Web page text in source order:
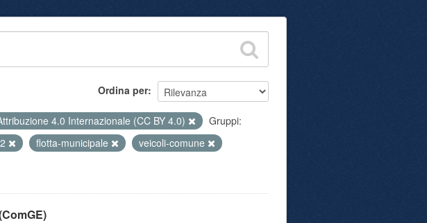
Ordina per
4.0 Internazionale (CC BY 4.0)
Gruppi:
flotta-municipale
veicoli-comune